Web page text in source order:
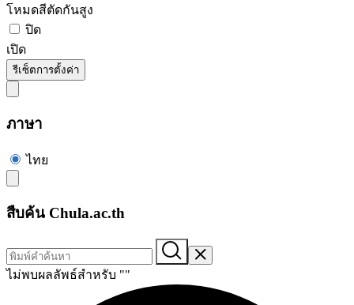
โหมดสีตัดกันสูง
ปิด
เปิด
รีเซ็ตการตั้งค่า
ภาษา
ไทย
สืบค้น Chula.ac.th
ไม่พบผลลัพธ์สำหรับ ""